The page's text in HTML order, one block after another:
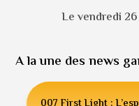
Le vendredi
A la une des news